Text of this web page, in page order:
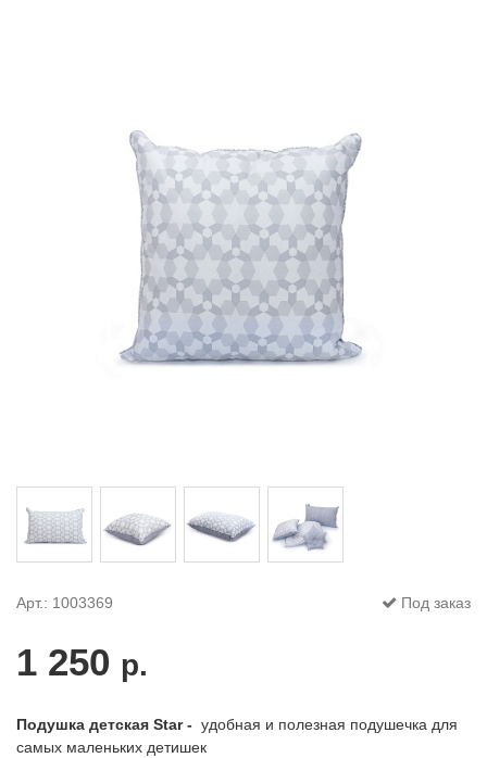
Арт.: 1003369 Под заказ
1 250 р.
Подушка детская Star - удобная и полезная подушечка для
самых маленьких детишек